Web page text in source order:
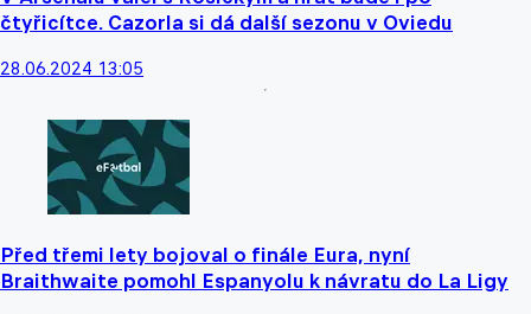
čtyřicítce. Cazorla si dá další sezonu v Oviedu
28.06.2024 13:05
Před třemi lety bojoval o finále Eura, nyní
Braithwaite pomohl Espanyolu k návratu do La Ligy